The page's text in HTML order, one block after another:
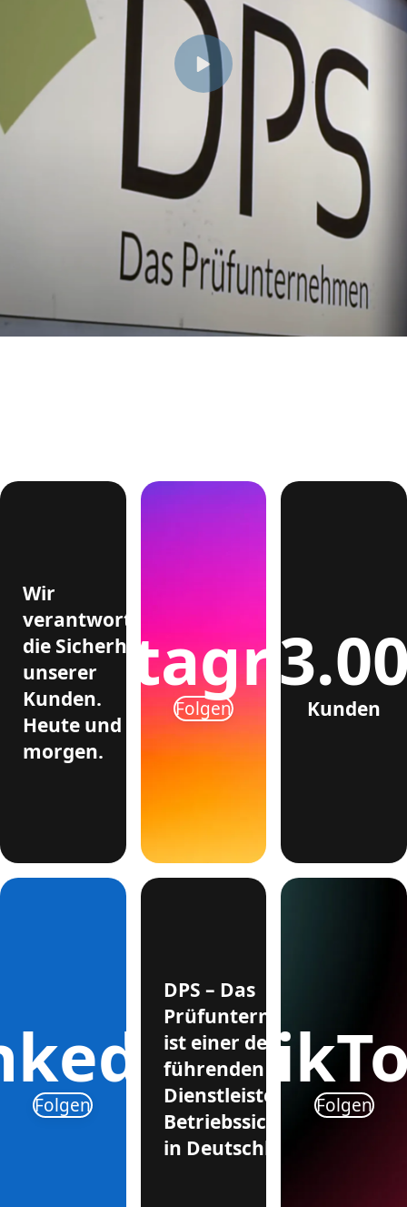
Wir
verantworten
die Sicherheit
unserer
Kunden.
Heute und
morgen.
Instagram
Folgen Kunden
Folgen
DPS – Das
Prüfunternehmen
ist einer der
führenden
Dienstleister für
Betriebssicherheit
in Deutschland.
Folgen